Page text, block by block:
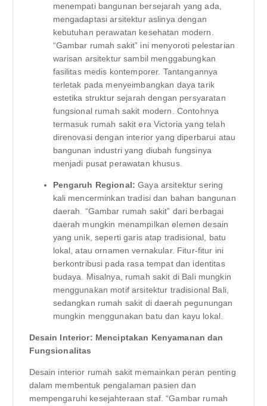
menempati bangunan bersejarah yang ada,
mengadaptasi arsitektur aslinya dengan
kebutuhan perawatan kesehatan modern.
“Gambar rumah sakit” ini menyoroti pelestarian
warisan arsitektur sambil menggabungkan
fasilitas medis kontemporer. Tantangannya
terletak pada menyeimbangkan daya tarik
estetika struktur sejarah dengan persyaratan
fungsional rumah sakit modern. Contohnya
termasuk rumah sakit era Victoria yang telah
direnovasi dengan interior yang diperbarui atau
bangunan industri yang diubah fungsinya
menjadi pusat perawatan khusus.
Pengaruh Regional: Gaya arsitektur sering
kali mencerminkan tradisi dan bahan bangunan
daerah. “Gambar rumah sakit” dari berbagai
daerah mungkin menampilkan elemen desain
yang unik, seperti garis atap tradisional, batu
lokal, atau ornamen vernakular. Fitur-fitur ini
berkontribusi pada rasa tempat dan identitas
budaya. Misalnya, rumah sakit di Bali mungkin
menggunakan motif arsitektur tradisional Bali,
sedangkan rumah sakit di daerah pegunungan
mungkin menggunakan batu dan kayu lokal.
Desain Interior: Menciptakan Kenyamanan dan
Fungsionalitas
Desain interior rumah sakit memainkan peran penting
dalam membentuk pengalaman pasien dan
mempengaruhi kesejahteraan staf. “Gambar rumah